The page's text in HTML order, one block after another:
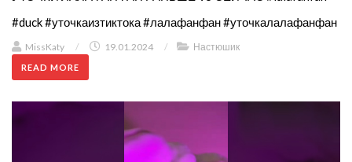
#duck #уточкаизтиктока #лалафанфан #уточкалалафанфан
MissKaty / 19.01.2024 / Настюшик
READ MORE